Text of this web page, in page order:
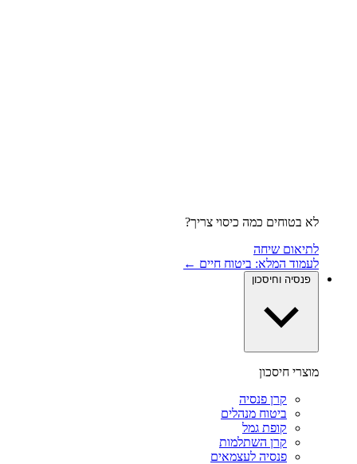
לא בטוחים כמה כיסוי צריך?
לתיאום שיחה
לעמוד המלא: ביטוח חיים ←
פנסיה וחיסכון
מוצרי חיסכון
קרן פנסיה
ביטוח מנהלים
קופת גמל
קרן השתלמות
פנסיה לעצמאים